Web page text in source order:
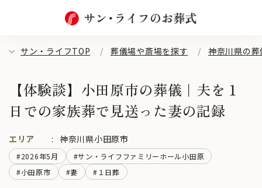
サン・ライフTOP 葬儀場や斎場を探す 神奈川県の
【体験談】小田原市の葬儀｜夫を１
日での家族葬で見送った妻の記録
エリア 神奈川県小田原市
#2026年5月
#サン・ライフファミリーホール小田原
#小田原市
#妻 #１日葬